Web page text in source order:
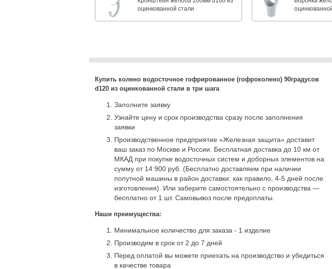
оцинкованной стали
Купить колено водосточное гофрированное (гофроколено) 90градусов
d120 из оцинкованной стали в три шага
Заполните заявку
Узнайте цену и срок производства сразу после заполнения
заявки
Производственное предприятие «Железная защита» доставит
ваш заказ по Москве и России. Бесплатная доставка до 10 км от
МКАД при покупке водосточных систем и доборных элементов на
сумму от 14 900 руб. (Бесплатно доставляем при наличии
попутной машины в район доставки: как правило, 4-5 дней после
изготовления). Или заберите самостоятельно с производства —
бесплатно от 1 шт. Самовывоз после предоплаты.
Наши преимущества:
Минимальное количество для заказа - 1 изделие
Производим в срок от 2 до 7 дней
Перед оплатой вы можете приехать на производство и убедиться
в качестве товара